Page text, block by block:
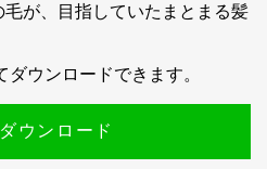
が、目指していたまとまる髪
ウンロードできます。
ウンロード